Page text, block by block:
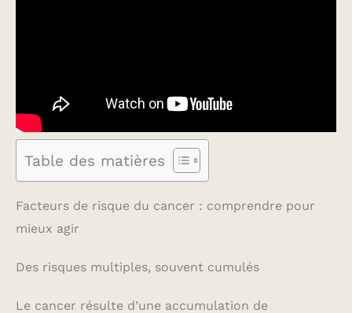
Table des matières
Facteurs de risque du cancer : comprendre pour
mieux agir
Des risques multiples, souvent cumulés
Le cancer résulte d’une accumulation de